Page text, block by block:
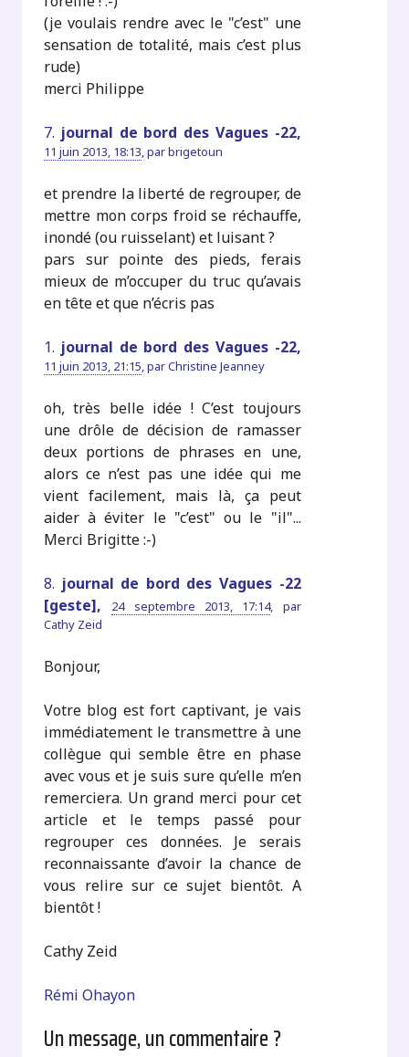
(je voulais rendre avec le "c’est" une
sensation de totalité, mais c’est plus
rude)
merci Philippe
7. journal de bord des Vagues -22,
11 juin 2013, 18:13,parbrigetoun
et prendre la liberté de regrouper, de
mettre mon corps froid se réchauffe,
inondé (ou ruisselant) et luisant ?
pars sur pointe des pieds, ferais
mieux de m’occuper du truc qu’avais
en tête et que n’écris pas
1. journal de bord des Vagues -22,
11 juin 2013, 21:15,parChristine Jeanney
oh, très belle idée ! C’est toujours
une drôle de décision de ramasser
deux portions de phrases en une,
alors ce n’est pas une idée qui me
vient facilement, mais là, ça peut
aider à éviter le "c’est" ou le "il"...
Merci Brigitte :-)
8. journal de bord des Vagues -22
[geste],
24 septembre 2013, 17:14, par
Cathy Zeid
Bonjour,
Votre blog est fort captivant, je vais
immédiatement le transmettre à une
collègue qui semble être en phase
avec vous et je suis sure qu’elle m’en
remerciera. Un grand merci pour cet
article et le temps passé pour
regrouper ces données. Je serais
reconnaissante d’avoir la chance de
vous relire sur ce sujet bientôt. A
bientôt !
Cathy Zeid
Rémi Ohayon
Un message, un commentaire ?